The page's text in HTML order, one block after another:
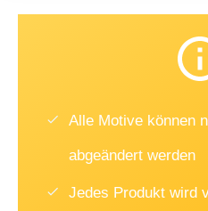
Alle Motive können
abgeändert werden
Jedes Produkt wird